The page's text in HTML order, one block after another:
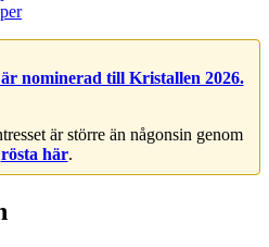
nominerad till Kristallen 2026.
är större än någonsin genom
rösta här.